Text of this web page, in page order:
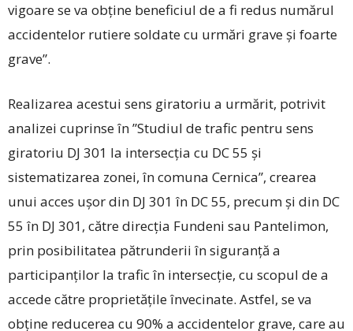
vigoare se va obține beneficiul de a fi redus numărul
accidentelor rutiere soldate cu urmări grave și foarte
grave”.
Realizarea acestui sens giratoriu a urmărit, potrivit
analizei cuprinse în ”Studiul de trafic pentru sens
giratoriu DJ 301 la intersecția cu DC 55 și
sistematizarea zonei, în comuna Cernica”, crearea
unui acces uşor din DJ 301 în DC 55, precum și din DC
55 în DJ 301, către direcția Fundeni sau Pantelimon,
prin posibilitatea pătrunderii în siguranță a
participanților la trafic în intersecție, cu scopul de a
accede către proprietățile învecinate. Astfel, se va
obține reducerea cu 90% a accidentelor grave, care au